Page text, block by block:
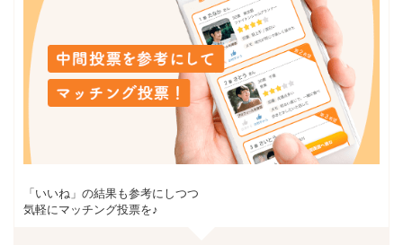
「いいね」の結果も参考にしつつ
気軽にマッチング投票を♪